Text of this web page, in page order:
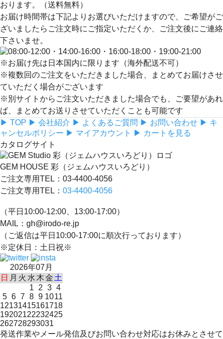
おります。（送料無料）
お届け時間帯は下記よりお選びいただけますので、ご希望がご
ざいましたらご注文時にご指定いただくか、ご注文後にご連絡
下さいませ。
※お届け先は日本国内に限ります（海外配送不可）
※複数回のご注文をいただきました場合、まとめてお届けさせ
ていただく場合がございます
※別サイトからご注文いただきました場合でも、ご要望があれ
ば、まとめてお送りさせていただくことも可能です
▶ TOP ▶ 会社紹介 ▶ よくあるご質問 ▶ お問い合わせ ▶ キ
ャンセルポリシー ▶ マイアカウント
▶ カートを見る
カタログサイト
GEM HOUSE 彩（ジェムハウスいろどり）
ご注文専用TEL：03-4400-4056
ご注文専用TEL： 03-4400-4056
（平日10:00-12:00、13:00-17:00）
MAIL：gh@irodo-re.jp
（ご返信は平日10:00-17:00に順次行っております）
※定休日：土日祝※
2026年07月
日 月 火 水 木金 土
1
2 3 4
5 6 7 8 9 1011
12131415161718
19202122232425
262728293031
発送作業やメール発信及びお問い合わせ対応はお休みとさせて